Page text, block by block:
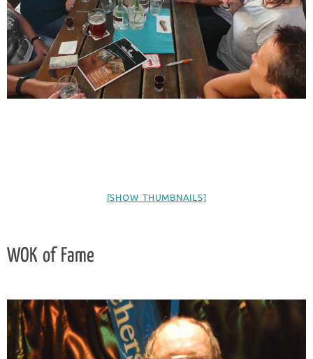
[SHOW THUMBNAILS]
WOK of Fame